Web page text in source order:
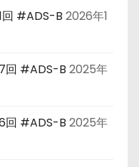
回 #ADS-B 2026年1
回 #ADS-B 2025年
回 #ADS-B 2025年